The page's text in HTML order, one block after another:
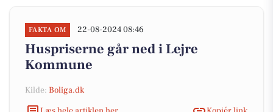
FAKTA OM 22-08-2024 08:46
Huspriserne går ned i Lejre
Kommune
Kilde: Boliga.dk